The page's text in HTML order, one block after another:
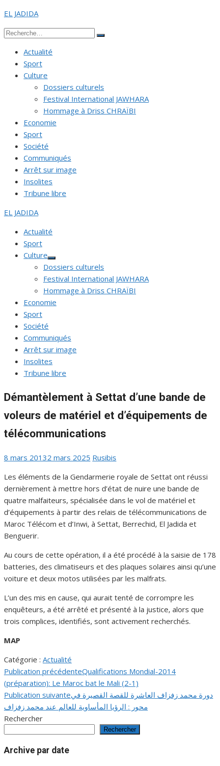
Aller
contenu
EL JADIDA
Recherche
Rechercher
Actualité
Sport
Culture
Dossiers culturels
Festival International JAWHARA
Hommage à Driss CHRAÏBI
Economie
Sport
Société
Communiqués
Arrêt sur image
Insolites
Tribune libre
EL JADIDA
Actualité
Sport
Culture
Afficher
le
sous-
menu
Dossiers culturels
Festival International JAWHARA
Hommage à Driss CHRAÏBI
Economie
Sport
Société
Communiqués
Arrêt sur image
Insolites
Tribune libre
Démantèlement à Settat d’une bande de
voleurs de matériel et d’équipements de
télécommunications
Publié
8 mars 20132 mars 2025 Auteur/autrice
Rusibis
Les éléments de la Gendarmerie royale de Settat ont réussi
dernièrement à mettre hors d’état de nuire une bande de
quatre malfaiteurs, spécialisée dans le vol de matériel et
d’équipements à partir des relais de télécommunications de
Maroc Télécom et d’Inwi, à Settat, Berrechid, El Jadida et
Benguerir.
Au cours de cette opération, il a été procédé à la saisie de 178
batteries, des climatiseurs et des plaques solaires ainsi qu’une
voiture et deux motos utilisées par les malfrats.
L’un des mis en cause, qui aurait tenté de corrompre les
enquêteurs, a été arrêté et présenté à la justice, alors que
trois complices, identifiés, sont activement recherchés.
MAP
Catégorie : Actualité
Navigation
de
l’article
Publication précédenteQualifications Mondial-2014
(préparation): Le Maroc bat le Mali (2-1)
Publication suivanteدورة محمد زفزاف العاشرة للقصة القصيرة في
محور : الرؤيا المأساوية للعالم عند محمد زفزاف
Rechercher
Rechercher
Archive par date